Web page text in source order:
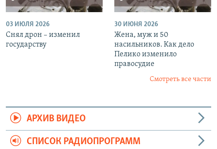
03 ИЮЛЯ 2026
Снял дрон – изменил
государству
30 ИЮНЯ 2026
Жена, муж и 50
насильников. Как дело
Пелико изменило
правосудие
Смотреть все части
АРХИВ ВИДЕО
СПИСОК РАДИОПРОГРАММ